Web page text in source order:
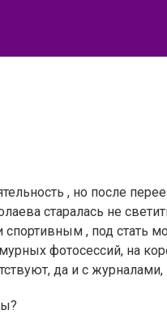
, но после
старалась не
, под стать
фотосессий, на
да и с